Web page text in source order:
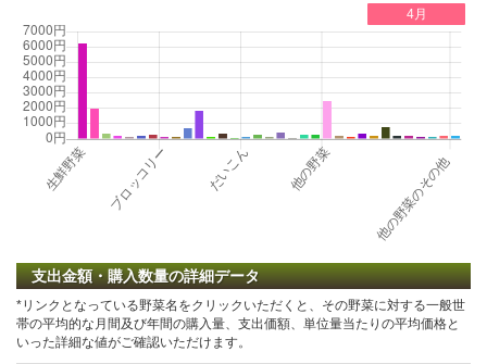
4月
支出金額・購入数量の詳細データ
*リンクとなっている野菜名をクリックいただくと、その野菜に対する一般世
帯の平均的な月間及び年間の購入量、支出価額、単位量当たりの平均価格と
いった詳細な値がご確認いただけます。